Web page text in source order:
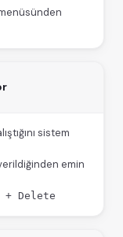
sistem
emin
Delete